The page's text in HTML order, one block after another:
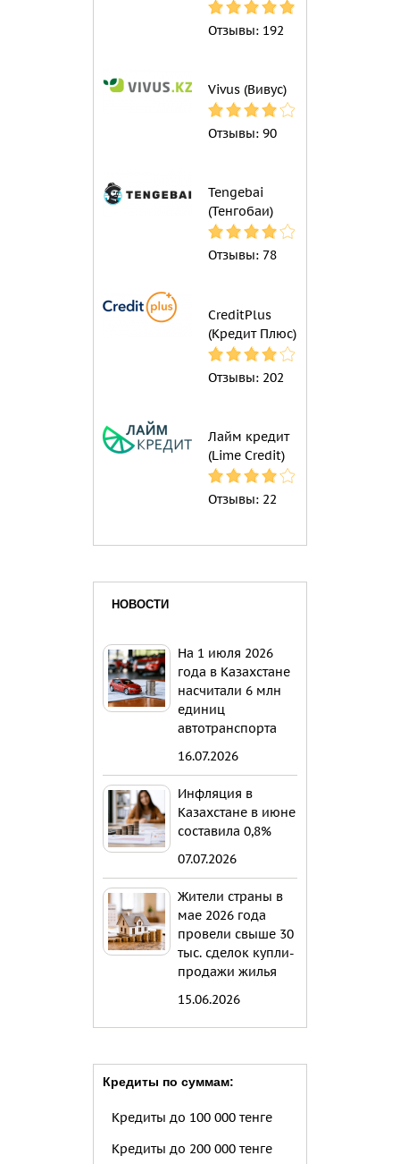
Отзывы: 192
Vivus (Вивус)
Отзывы: 90
Tengebai
(Тенгобаи)
Отзывы: 78
CreditPlus
(Кредит Плюс)
Отзывы: 202
Лайм кредит
(Lime Credit)
Отзывы: 22
НОВОСТИ
На 1 июля 2026
года в Казахстане
насчитали 6 млн
единиц
автотранспорта
16.07.2026
Инфляция в
Казахстане в июне
составила 0,8%
07.07.2026
Жители страны в
мае 2026 года
провели свыше 30
тыс. сделок купли-
продажи жилья
15.06.2026
Кредиты по суммам:
Кредиты до 100 000 тенге
Кредиты до 200 000 тенге